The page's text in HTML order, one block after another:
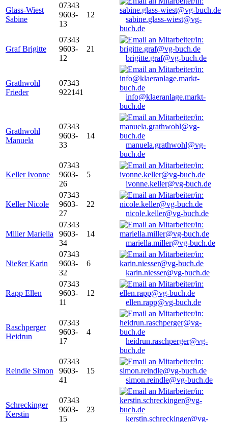
Glass-Wiest
Sabine
07343
9603-
13
12
sabine.glass-wiest@vg-
buch.de
Graf Brigitte
07343
9603-
12
21
brigitte.graf@vg-buch.de
Grathwohl
Frieder
07343
922141
info@klaeranlage.markt-
buch.de
Grathwohl
Manuela
07343
9603-
33
14
manuela.grathwohl@vg-
buch.de
Keller Ivonne
07343
9603-
26
5
ivonne.keller@vg-buch.de
Keller Nicole
07343
9603-
27
22
nicole.keller@vg-buch.de
Miller Mariella
07343
9603-
34
14
mariella.miller@vg-buch.de
Nießer Karin
07343
9603-
32
6
karin.niesser@vg-buch.de
Rapp Ellen
07343
9603-
11
12
ellen.rapp@vg-buch.de
Raschperger
Heidrun
07343
9603-
17
4
heidrun.raschperger@vg-
buch.de
Reindle Simon
07343
9603-
41
15
simon.reindle@vg-buch.de
Schreckinger
Kerstin
07343
9603-
15
23
kerstin.schreckinger@vg-